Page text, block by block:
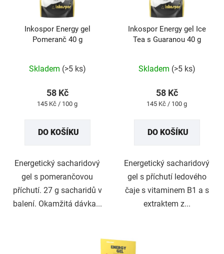
Inkospor Energy gel
Pomeranč 40 g
produktu
hvězdiček.
Skladem (>5 ks)
58 Kč
Měrná
145 Kč / 100 g
DO KOŠÍKU
Energetický sacharidový
gel s pomerančovou
příchutí. 27 g sacharidů v
balení. Okamžitá dávka...
Inkospor Energy gel Ice
Tea s Guaranou 40 g
produktu
hvězdiček.
Skladem (>5 ks)
58 Kč
Měrná
145 Kč / 100 g
DO KOŠÍKU
Energetický sacharidový
gel s příchutí ledového
čaje s vitaminem B1 a s
extraktem z...